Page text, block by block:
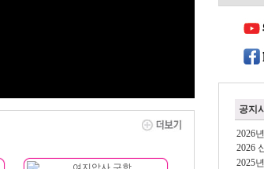
공지
2026
2026
2025